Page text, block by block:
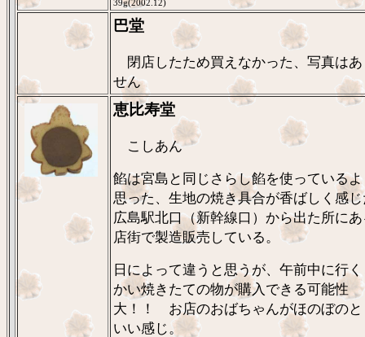
39g(2002.12)
巴堂
閉店したため買えなかった、写真はあ
せん
恵比寿堂
こしあん
餡は宮島と同じさらし餡を使っている
思った、生地の焼き具合が香ばしく感
広島駅北口（新幹線口）から出た所に
店街で製造販売している。
日によって違うと思うが、午前中に行
かい焼きたての物が購入できる可能性
大！！ お店のおばちゃんがほのぼのと
いい感じ。